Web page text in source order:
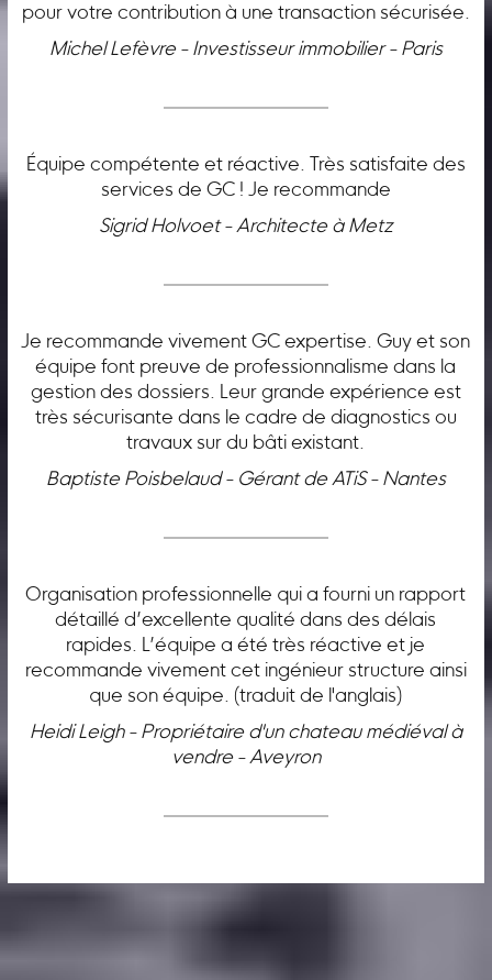
pour votre contribution à une transaction sécurisée.
Michel Lefèvre - Investisseur immobilier - Paris
Équipe compétente et réactive. Très satisfaite des
services de GC ! Je recommande
Sigrid Holvoet - Architecte à Metz
Je recommande vivement GC expertise. Guy et son
équipe font preuve de professionnalisme dans la
gestion des dossiers. Leur grande expérience est
très sécurisante dans le cadre de diagnostics ou
travaux sur du bâti existant.
Baptiste Poisbelaud - Gérant de ATiS - Nantes
Organisation professionnelle qui a fourni un rapport
détaillé d’excellente qualité dans des délais
rapides. L’équipe a été très réactive et je
recommande vivement cet ingénieur structure ainsi
que son équipe. (traduit de l'anglais)
Heidi Leigh - Propriétaire d'un chateau médiéval à
vendre - Aveyron